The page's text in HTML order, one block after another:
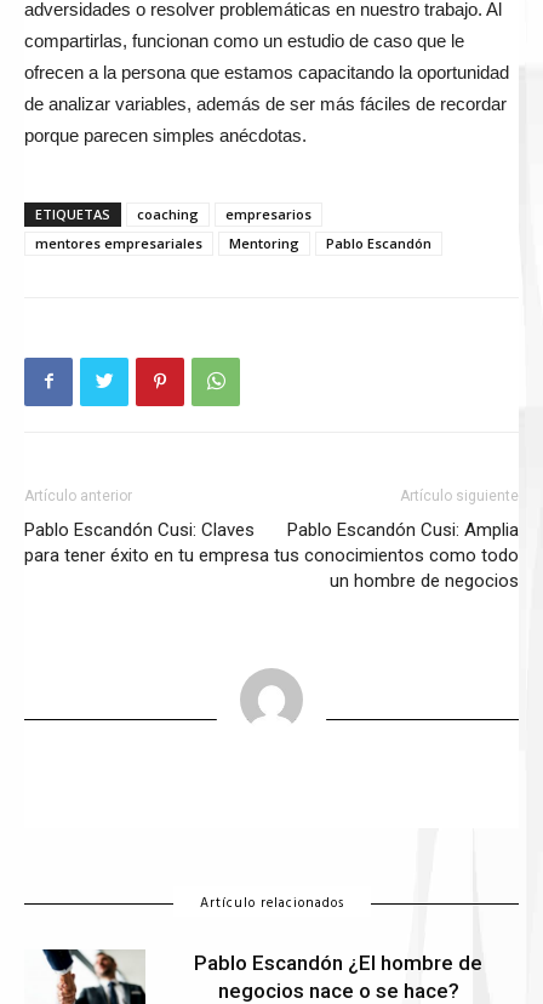
adversidades o resolver problemáticas en nuestro trabajo. Al
compartirlas, funcionan como un estudio de caso que le
ofrecen a la persona que estamos capacitando la oportunidad
de analizar variables, además de ser más fáciles de recordar
porque parecen simples anécdotas.
ETIQUETAS coaching
empresarios
mentores empresariales
Mentoring Pablo Escandón
Artículo anterior
Pablo Escandón Cusi: Claves
para tener éxito en tu empresa
Artículo siguiente
Pablo Escandón Cusi: Amplia
tus conocimientos como todo
un hombre de negocios
Artículo relacionados
Pablo Escandón ¿El hombre de
negocios nace o se hace?